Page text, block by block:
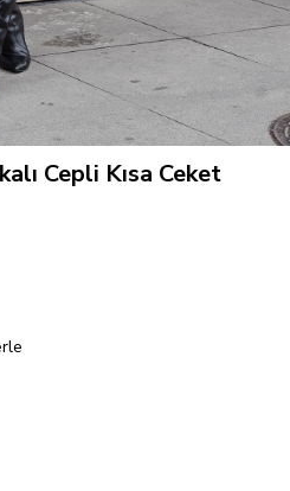
Cepli Kısa Ceket